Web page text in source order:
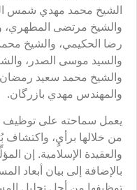
الشيخ محمد مهدي شمس
والشيخ مرتضى المطهري،
رضا الحكيمي، والشيخ
والسيد موسى الصدر،
والشيخ محمد سعيد رمضان
والمهندس مهدي بازرگان.
يعمل سماحته على توظيف
من خلالها برأيٍ، واكتشاف
والعقيدة الإسلامية. إن
بالإضافة إلى بيان أبعاد
توظيفها من أجل تحليل